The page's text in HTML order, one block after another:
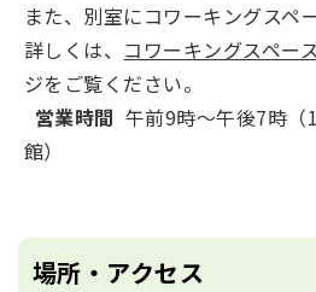
また、別室にコワーキングスペ
詳しくは、 コワーキングスペー
ジをご覧ください。
営業時間 午前9時～午後7時
館）
場所・アクセス